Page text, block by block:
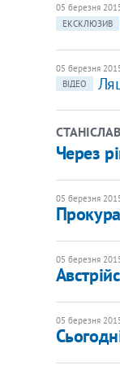
05 березня
ЕКСКЛЮЗИВ
05 березня
ВІДЕО
Через
05 березня
05 березня
05 березня